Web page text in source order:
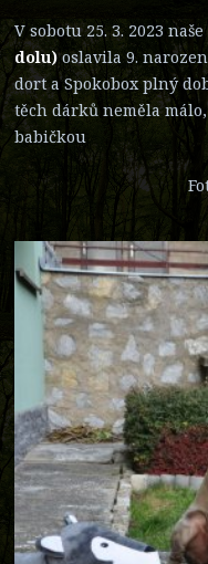
V sobotu 25. 3. 2023 naše
dolu)oslavila 9.
dort a Spokobox plný
těch dárků neměla
babičkou